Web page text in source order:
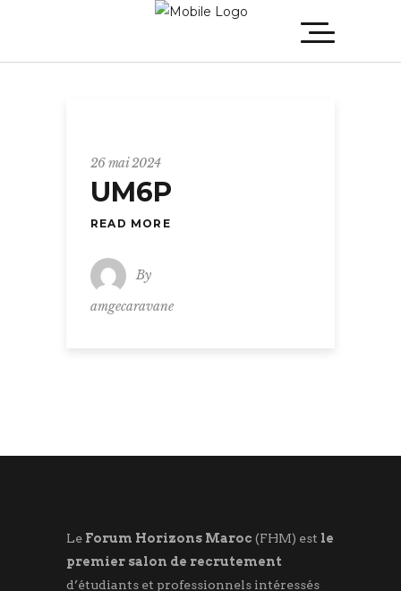
26 mai 2024
UM6P
READ MORE
By
amgecaravane
Le Forum Horizons Maroc (FHM) est le
premier salon de recrutement
d’étudiants et professionnels intéressés